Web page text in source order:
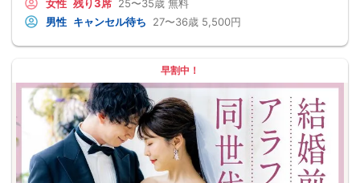
女性 残り3席 25〜35歳 無料
男性 キャンセル待ち 27〜36歳 5,500円
早割中！